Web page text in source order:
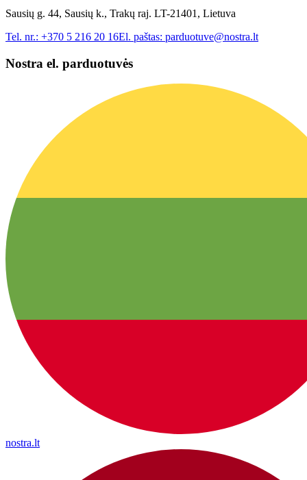
Sausių g. 44, Sausių k., Trakų raj. LT-21401, Lietuva
Tel. nr.: +370 5 216 20 16El. paštas: parduotuve@nostra.lt
Nostra el. parduotuvės
nostra.lt